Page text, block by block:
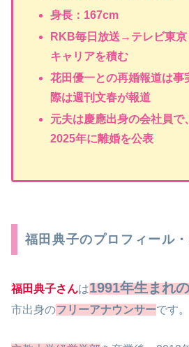
身長：167cm
RKB毎日放送→テレビ東
キャリアを積む
花田優一との再婚報道は事
際は週刊文春が報道
元夫は慶應出身の会社員で
2025年に離婚を公表
福田典子のプロフィール
福田典子さんは1991年生まれ
市出身のフリーアナウンサーです。